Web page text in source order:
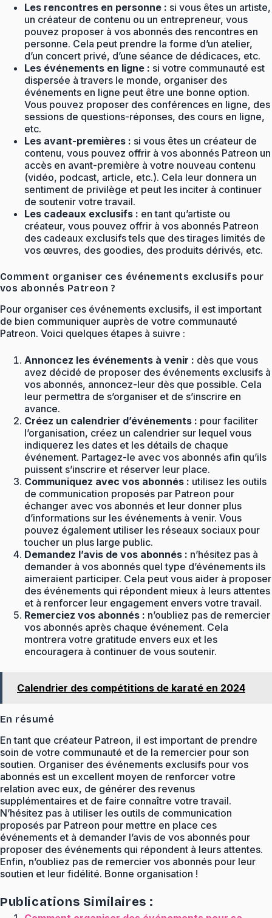
Les rencontres en personne : si vous êtes un artiste,
un créateur de contenu ou un entrepreneur, vous
pouvez proposer à vos abonnés des rencontres en
personne. Cela peut prendre la forme d’un atelier,
d’un concert privé, d’une séance de dédicaces, etc.
Les événements en ligne : si votre communauté est
dispersée à travers le monde, organiser des
événements en ligne peut être une bonne option.
Vous pouvez proposer des conférences en ligne, des
sessions de questions-réponses, des cours en ligne,
etc.
Les avant-premières : si vous êtes un créateur de
contenu, vous pouvez offrir à vos abonnés Patreon un
accès en avant-première à votre nouveau contenu
(vidéo, podcast, article, etc.). Cela leur donnera un
sentiment de privilège et peut les inciter à continuer
de soutenir votre travail.
Les cadeaux exclusifs : en tant qu’artiste ou
créateur, vous pouvez offrir à vos abonnés Patreon
des cadeaux exclusifs tels que des tirages limités de
vos œuvres, des goodies, des produits dérivés, etc.
Comment organiser ces événements exclusifs pour
vos abonnés Patreon ?
Pour organiser ces événements exclusifs, il est important
de bien communiquer auprès de votre communauté
Patreon. Voici quelques étapes à suivre :
Annoncez les événements à venir : dès que vous
avez décidé de proposer des événements exclusifs à
vos abonnés, annoncez-leur dès que possible. Cela
leur permettra de s’organiser et de s’inscrire en
avance.
Créez un calendrier d’événements : pour faciliter
l’organisation, créez un calendrier sur lequel vous
indiquerez les dates et les détails de chaque
événement. Partagez-le avec vos abonnés afin qu’ils
puissent s’inscrire et réserver leur place.
Communiquez avec vos abonnés : utilisez les outils
de communication proposés par Patreon pour
échanger avec vos abonnés et leur donner plus
d’informations sur les événements à venir. Vous
pouvez également utiliser les réseaux sociaux pour
toucher un plus large public.
Demandez l’avis de vos abonnés : n’hésitez pas à
demander à vos abonnés quel type d’événements ils
aimeraient participer. Cela peut vous aider à proposer
des événements qui répondent mieux à leurs attentes
et à renforcer leur engagement envers votre travail.
Remerciez vos abonnés : n’oubliez pas de remercier
vos abonnés après chaque événement. Cela
montrera votre gratitude envers eux et les
encouragera à continuer de vous soutenir.
Calendrier des compétitions de karaté en 2024
En résumé
En tant que créateur Patreon, il est important de prendre
soin de votre communauté et de la remercier pour son
soutien. Organiser des événements exclusifs pour vos
abonnés est un excellent moyen de renforcer votre
relation avec eux, de générer des revenus
supplémentaires et de faire connaître votre travail.
N’hésitez pas à utiliser les outils de communication
proposés par Patreon pour mettre en place ces
événements et à demander l’avis de vos abonnés pour
proposer des événements qui répondent à leurs attentes.
Enfin, n’oubliez pas de remercier vos abonnés pour leur
soutien et leur fidélité. Bonne organisation !
Publications Similaires :